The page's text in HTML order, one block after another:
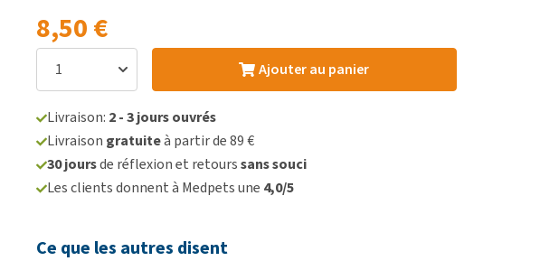
8,50 €
Ajouter au panier
Livraison: 2 - 3 jours ouvrés
Livraison gratuiteà partir de 89 €
30 joursde réflexion et retourssans souci
Les clients donnent à Medpets une 4,0/5
Ce que les autres disent